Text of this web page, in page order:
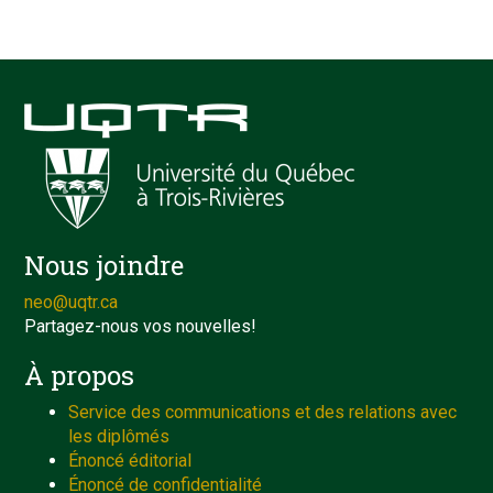
Nous joindre
neo@uqtr.ca
Partagez-nous vos nouvelles!
À propos
Service des communications et des relations avec
les diplômés
Énoncé éditorial
Énoncé de confidentialité